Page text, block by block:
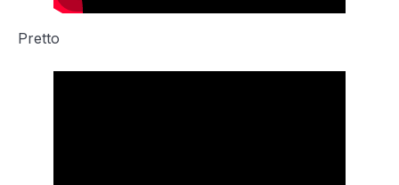
Pretto